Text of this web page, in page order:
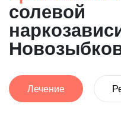
солевой
Лечение